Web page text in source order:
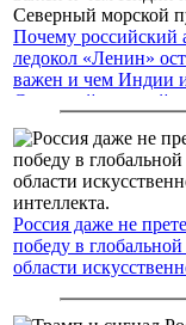
Почему российский
ледокол «Ленин»
важен и чем Индии
Северный морской
Россия даже не
победу в глобальной
области